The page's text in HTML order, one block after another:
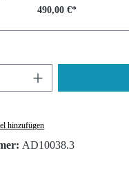
490,00 €*
Gib den
hinzufügen
AD10038.3